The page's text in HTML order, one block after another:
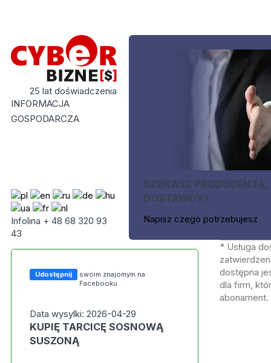
25 lat doświadczenia
INFORMACJA
GOSPODARCZA
Infolina + 48 68 320 93
43
SZUKASZ PRODUCENTA,
DOSTAWCY?
Napisz czego potrzebujesz
Udostępnij
swoim znajomym na
Facebooku
Data wysylki: 2026-04-29
KUPIĘ TARCICĘ SOSNOWĄ
SUSZONĄ
* Usługa
dostępna
dla firm,
abonament.